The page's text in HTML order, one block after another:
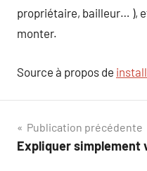
propriétaire, bailleur… ),
monter.
Source à propos de
Navigation
de
Publication précédente
Expliquer simplement